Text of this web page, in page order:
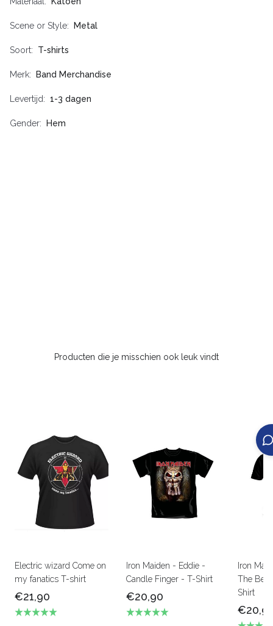
Scene or Style Metal
Soort T-shirts
Merk Band Merchandise
Levertijd 1-3 dagen
Gender Hem
Producten die je misschien ook leuk vindt
Electric wizard Come on
my fanatics T-shirt
€21,90
Iron Maiden - Eddie -
Candle Finger - T-Shirt
€20,90
Iron
The
Shirt